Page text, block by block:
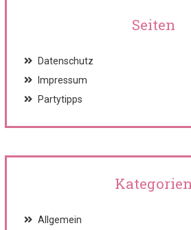
Seiten
Datenschutz
Impressum
Partytipps
Kategorien
Allgemein